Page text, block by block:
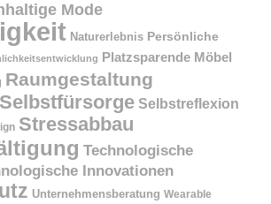
Mode
Naturerlebnis Persönliche
Platzsparende Möbel
Raumgestaltung
Selbstfürsorge Selbstreflexion
Stressabbau
Technologische
Innovationen
Unternehmensberatung Wearable